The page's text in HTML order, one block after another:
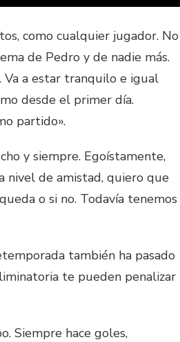
como cualquier jugador. No
de Pedro y de nadie más.
a estar tranquilo e igual
desde el primer día.
partido».
y siempre. Egoístamente,
de amistad, quiero que
o si no. Todavía tenemos
también ha pasado
te pueden penalizar
Siempre hace goles,